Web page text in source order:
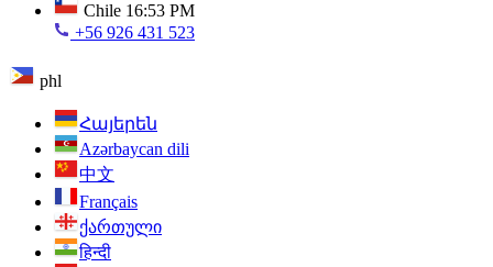
Chile 16:53 PM
+56 926 431 523
phl
Հայերեն
Azərbaycan dili
中文
Français
ქართული
हिन्दी